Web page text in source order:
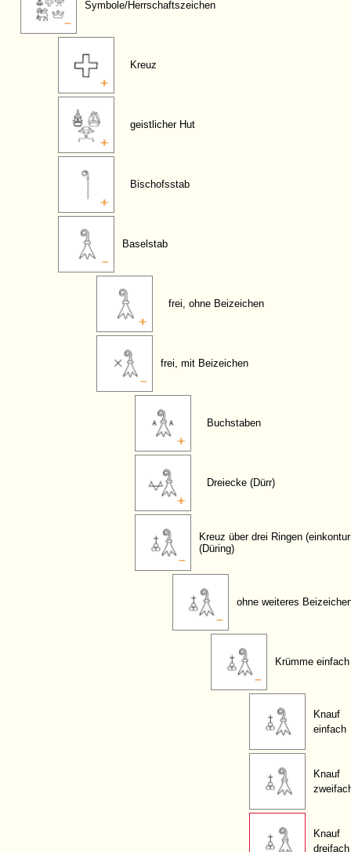
Symbole/Herrschaftszeichen
Kreuz
geistlicher Hut
Bischofsstab
Baselstab
frei, ohne Beizeichen
frei, mit Beizeichen
Buchstaben
Dreiecke (Dürr)
Kreuz über drei Ringen
(Düring)
ohne weiteres
Krümme einfach
Knauf
einfach
Knauf
Knauf
dreifach